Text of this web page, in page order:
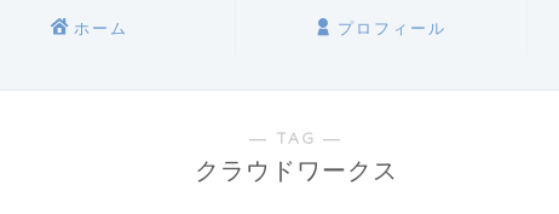
ホーム プロフィール
― TAG ―
クラウドワークス